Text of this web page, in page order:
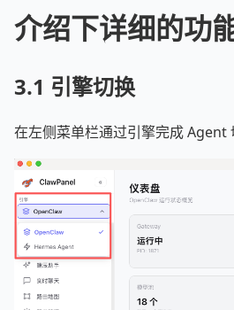
介绍下详细的功
3.1 引擎切换
在左侧菜单栏通过引擎完成 Agent